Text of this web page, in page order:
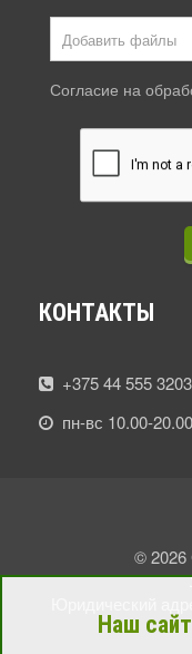
Добавить файлы
Согласие на
КОНТАКТЫ
+375 44 555 3203
пн-вс 10.00-20.00
©
Наш